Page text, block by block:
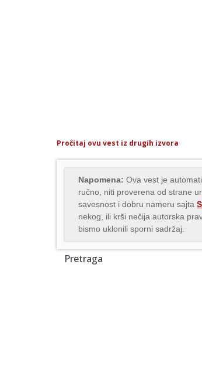
Pročitaj ovu vest iz drugih izvora
Napomena: Ova vest je
ručno, niti proverena od strane
savesnost i dobru nameru sajta
nekog, ili krši nečija autorska
bismo uklonili sporni sadržaj.
Pretraga